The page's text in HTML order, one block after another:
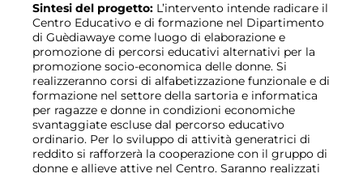
Sintesi del progetto: L’intervento intende radicare il
Centro Educativo e di formazione nel Dipartimento
di Guèdiawaye come luogo di elaborazione e
promozione di percorsi educativi alternativi per la
promozione socio-economica delle donne. Si
realizzeranno corsi di alfabetizzazione funzionale e di
formazione nel settore della sartoria e informatica
per ragazze e donne in condizioni economiche
svantaggiate escluse dal percorso educativo
ordinario. Per lo sviluppo di attività generatrici di
reddito si rafforzerà la cooperazione con il gruppo di
donne e allieve attive nel Centro. Saranno realizzati